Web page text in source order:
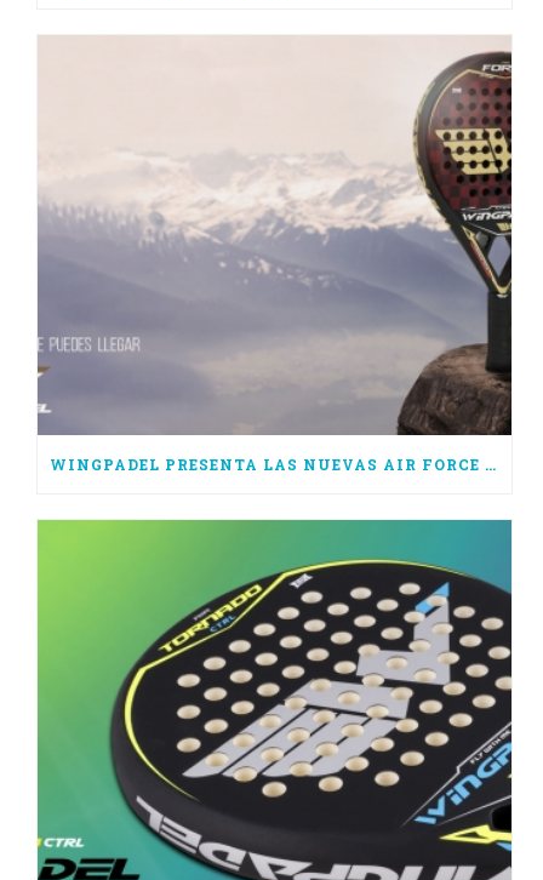
WINGPADEL PRESENTA LAS NUEVAS AIR FORCE 3.0